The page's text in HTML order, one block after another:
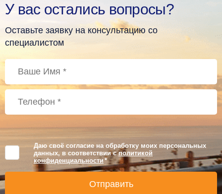
У вас остались вопросы?
Оставьте заявку на консультацию со
специалистом
Даю своё согласие на обработку моих персональных
данных, в соответствии сполитикой
конфиденциальности *